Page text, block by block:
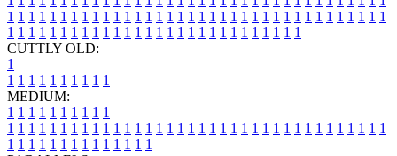
1 1 1 1 1 1 1 1 1 1 1 1 1 1 1 1 1 1 1 1 1 1 1 1 1 1 1 1 1 1 1 1 1 1 1 1
1 1 1 1 1 1 1 1 1 1 1 1 1 1 1 1 1 1 1 1 1 1 1 1 1 1 1 1
CUTTLY OLD:
1
1 1 1 1 1 1 1 1 1 1
MEDIUM:
1 1 1 1 1 1 1 1 1 1
1 1 1 1 1 1 1 1 1 1 1 1 1 1 1 1 1 1 1 1 1 1 1 1 1 1 1 1 1 1 1 1 1 1 1 1
1 1 1 1 1 1 1 1 1 1 1 1 1 1